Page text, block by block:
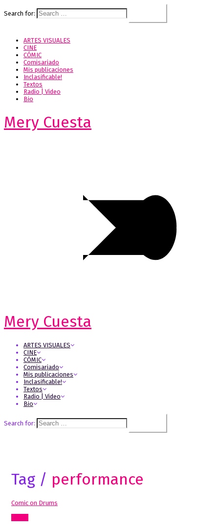
Search for:
ARTES VISUALES
CINE
CÓMIC
Comisariado
Mis publicaciones
Inclasificable!
Textos
Radio | Video
Bio
Mery Cuesta
Mery Cuesta
ARTES VISUALES
CINE
CÓMIC
Comisariado
Mis publicaciones
Inclasificable!
Textos
Radio | Video
Bio
Search for:
Tag / performance
Comic on Drums